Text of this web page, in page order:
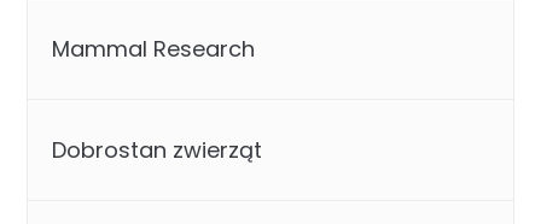
Mammal Research
Dobrostan zwierząt